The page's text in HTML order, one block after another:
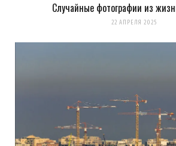
Случайные фотографии из
22 АПРЕЛЯ 2025